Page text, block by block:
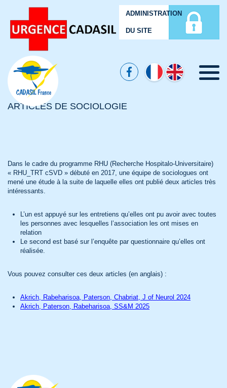
ADMINISTRATION
DU SITE
Menu
ARTICLES DE SOCIOLOGIE
Dans le cadre du programme RHU (Recherche Hospitalo-Universitaire)
« RHU_TRT cSVD » débuté en 2017, une équipe de sociologues ont
mené une étude à la suite de laquelle elles ont publié deux articles très
intéressants.
L’un est appuyé sur les entretiens qu’elles ont pu avoir avec toutes
les personnes avec lesquelles l’association les ont mises en
relation
Le second est basé sur l’enquête par questionnaire qu’elles ont
réalisée.
Vous pouvez consulter ces deux articles (en anglais) :
Akrich, Rabeharisoa, Paterson, Chabriat, J of Neurol 2024
Akrich, Paterson, Rabeharisoa, SS&M 2025